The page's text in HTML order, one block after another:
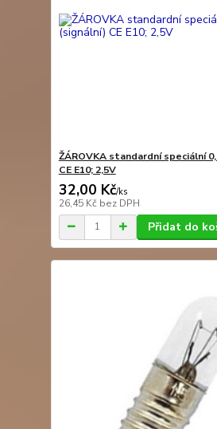
ŽÁROVKA standardní speciální
CE E10; 2,5V
32,00 Kč/ks
26,45 Kč bez DPH
Přidat do